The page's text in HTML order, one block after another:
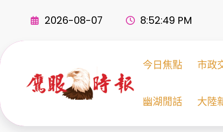
2026-08-07 8:52:50 PM
今日焦點 市政
幽湖閒話 大陸